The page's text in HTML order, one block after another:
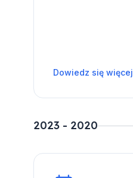
Dowiedz się więcej
2023 - 2020